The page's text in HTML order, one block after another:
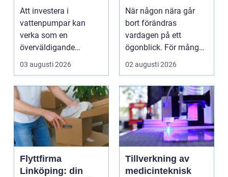
guide till hållbara
och effektiva
lösningar
Att investera i
vattenpumpar kan
verka som en
överväldigande
uppgift, speciellt om
man bor...
03 augusti 2026
omtanke i en svår
tid
När någon nära går
bort förändras
vardagen på ett
ögonblick. För många i
Mölndal blir första
frågan:...
02 augusti 2026
Flyttfirma
Linköping: din
Tillverkning av
medicinteknisk